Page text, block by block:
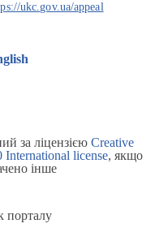
ukc.gov.ua/appeal
за ліцензією Creative
license, якщо
інше
порталу